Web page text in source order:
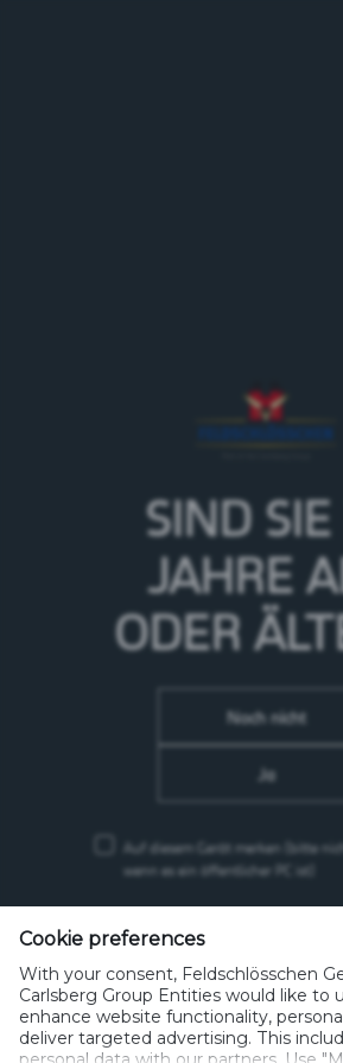
06.09.26
Reconvilier
Theophil Roniger-Strasse
CH-4310 Rheinfelden
Telefon: +41 (0)848 125 000, Fax:
Cookie preferences
With your consent, Feldschlösschen
Carlsberg Group Entities would like to
enhance website functionality,
deliver targeted advertising. This
SIND SIE
JAHRE
ODER
Noch nicht
Ja
Auf diesem Gerät merken (bitte
wenn es ein öffentlicher PC ist)